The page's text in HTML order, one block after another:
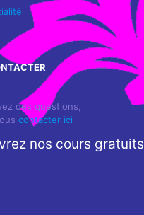
des questions,
contacter ici
nos cours gratuits